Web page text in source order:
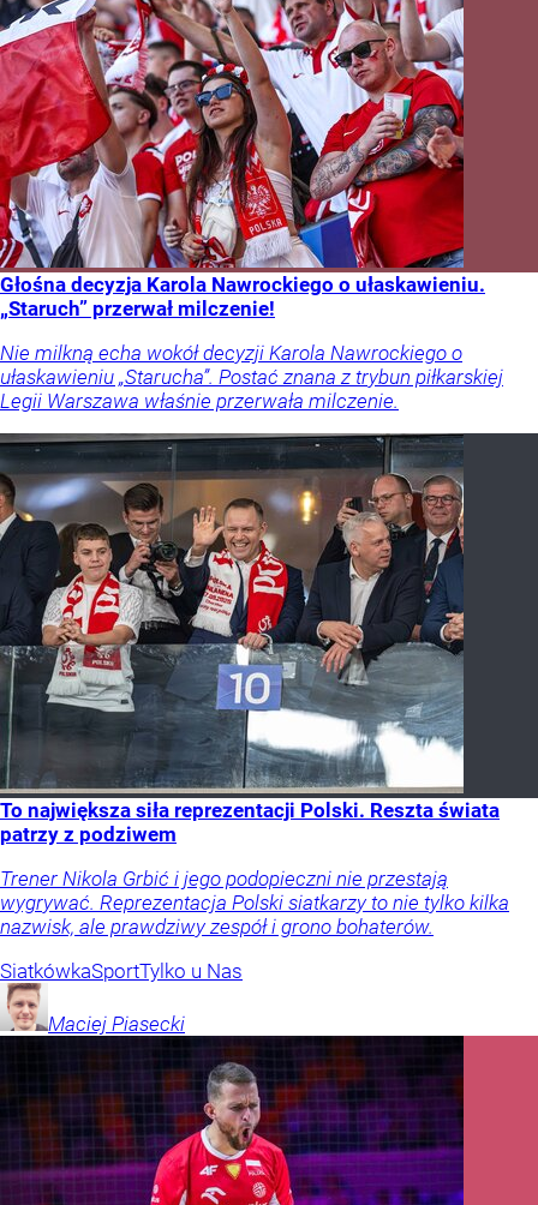
Głośna decyzja Karola Nawrockiego o ułaskawieniu.
„Staruch” przerwał milczenie!
Nie milkną echa wokół decyzji Karola Nawrockiego o
ułaskawieniu „Starucha”. Postać znana z trybun piłkarskiej
Legii Warszawa właśnie przerwała milczenie.
To największa siła reprezentacji Polski. Reszta świata
patrzy z podziwem
Trener Nikola Grbić i jego podopieczni nie przestają
wygrywać. Reprezentacja Polski siatkarzy to nie tylko kilka
nazwisk, ale prawdziwy zespół i grono bohaterów.
SiatkówkaSportTylko u Nas
Maciej Piasecki